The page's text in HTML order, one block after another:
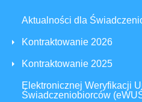
Aktualności dla
Kontraktowanie 2026
Kontraktowanie 2025
Elektronicznej Weryfikacji
Świadczeniobiorców